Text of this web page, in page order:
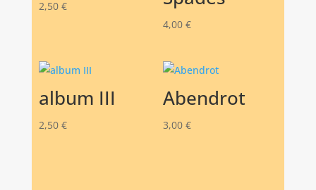
2,50 €
4,00 €
album III
2,50 €
Abendrot
3,00 €